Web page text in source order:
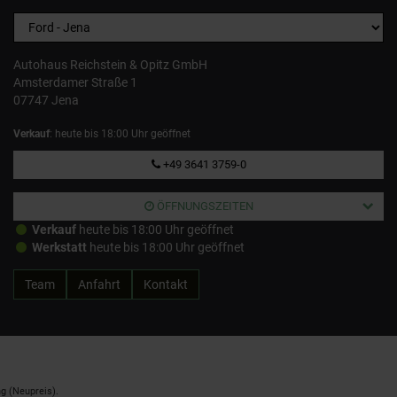
Autohaus Reichstein & Opitz GmbH
Amsterdamer Straße 1
07747 Jena
Verkauf: heute bis 18:00 Uhr geöffnet
+49 3641 3759-0
ÖFFNUNGSZEITEN
Verkauf heute bis 18:00 Uhr geöffnet
Werkstatt heute bis 18:00 Uhr geöffnet
Team Anfahrt Kontakt
(Neupreis).